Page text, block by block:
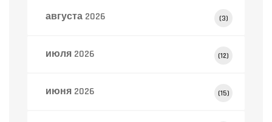
августа 2026 (3)
июля 2026 (12)
июня 2026 (15)